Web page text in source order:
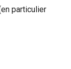
particulier